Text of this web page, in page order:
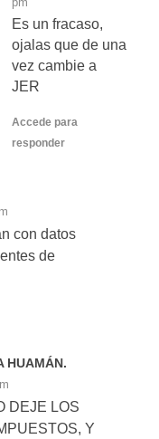
Es un fracaso,
ojalas que de una
vez cambie a
JER
Accede para
responder
con datos
de
HUAMÁN.
DEJE LOS
Y